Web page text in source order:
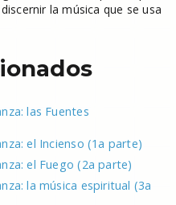
la música que se usa
las Fuentes
el Incienso (1a parte)
el Fuego (2a parte)
la música espiritual (3a